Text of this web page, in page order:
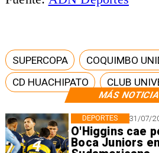
MÁS
31/07/
O'Higgins cae
Boca Juniors
DEPORTES
SUPERCOPA COQUIMBO
CD HUACHIPATO
CLUB